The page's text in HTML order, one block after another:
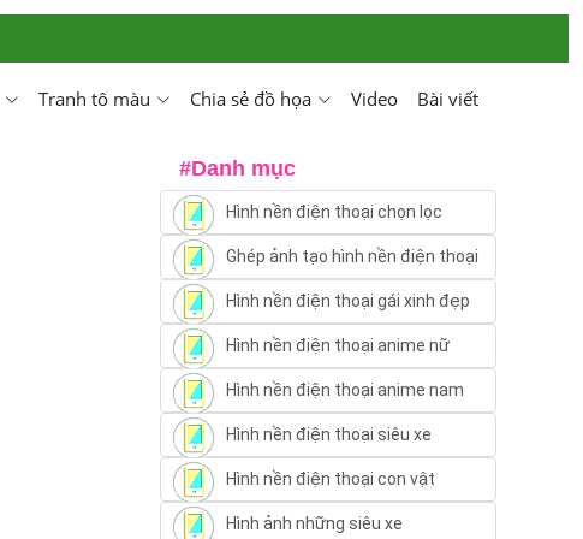
Tranh tô màu Chia sẻ đồ họa Video Bài viết
#Danh mục
Hình nền điện thoại chọn lọc
Ghép ảnh tạo hình nền điện thoại
Hình nền điện thoại gái xinh đẹp
Hình nền điện thoại anime nữ
Hình nền điện thoại anime nam
Hình nền điện thoại siêu xe
Hình nền điện thoại con vật
Hình ảnh những siêu xe